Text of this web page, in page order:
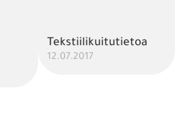
Tekstiilikuitutietoa
12.07.2017